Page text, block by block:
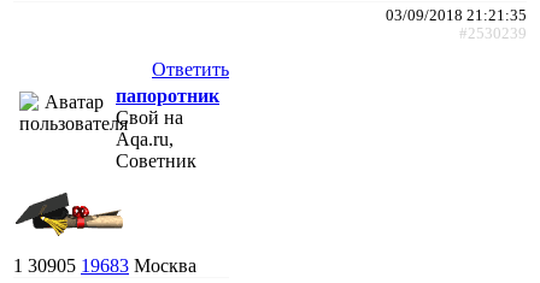
03/09/2018 21:21:35
#2530239
Ответить
папоротник
Свой на
Aqa.ru,
Советник
1 30905 19683 Москва